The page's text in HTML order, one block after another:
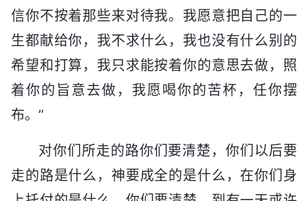
信你不按着那些来对待我。我愿意把自己的一
生都献给你，我不求什么，我也没有什么别的
希望和打算，我只求能按着你的意思去做，照
着你的旨意去做，我愿喝你的苦杯，任你摆
布。”
对你们所走的路你们要清楚，你们以后要
走的路是什么，神要成全的是什么，在你们身